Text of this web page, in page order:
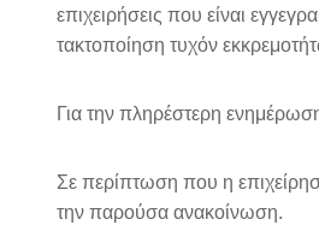
επιχειρήσεις που είναι
τακτοποίηση τυχόν
Για την πληρέστερη
Σε περίπτωση που η
την παρούσα ανακοίνωση.